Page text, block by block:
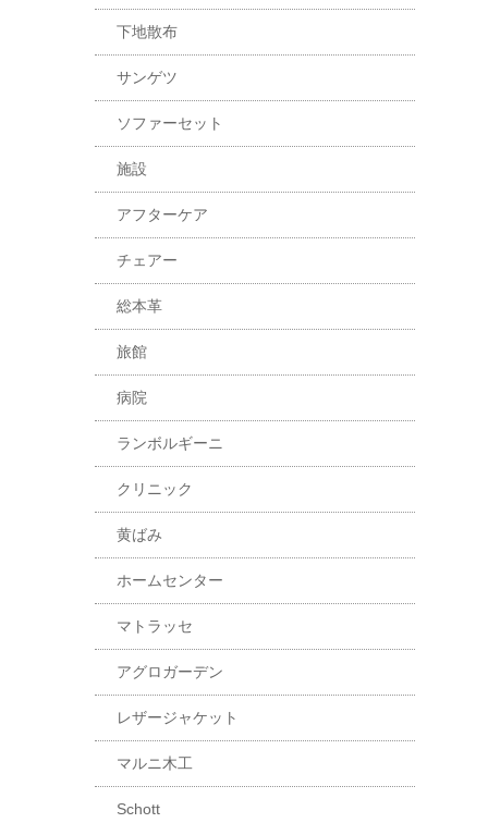
下地散布
サンゲツ
ソファーセット
施設
アフターケア
チェアー
総本革
旅館
病院
ランボルギーニ
クリニック
黄ばみ
ホームセンター
マトラッセ
アグロガーデン
レザージャケット
マルニ木工
Schott